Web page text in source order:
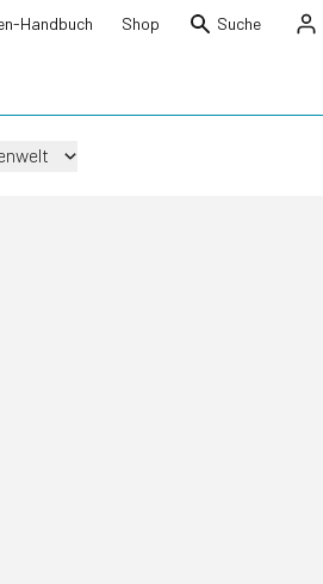
Handbuch Shop Suche